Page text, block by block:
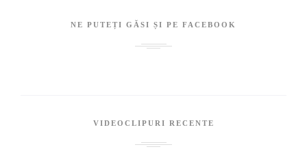
NE PUTEȚI GĂSI ȘI PE FACEBOOK
VIDEOCLIPURI RECENTE